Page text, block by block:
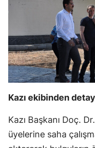
Kazı ekibinden
Kazı Başkanı Doç.
üyelerine saha